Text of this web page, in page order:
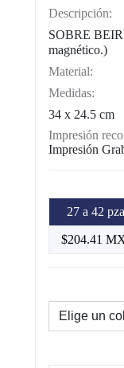
Descripción:
SOBRE
magnético.)
Material:
Medidas:
34 x 24.5 cm
Impresión
Impresión
27 a 42
$204.41